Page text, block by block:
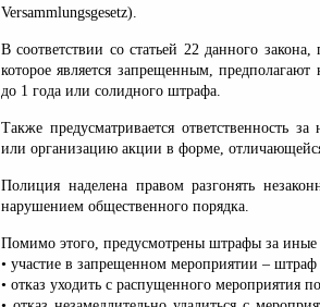
Versammlungsgesetz).
В соответствии со статьей 22 данного
которое является запрещенным,
до 1 года или солидного штрафа.
Также предусматривается ответственность
или организацию акции в форме,
Полиция наделена правом разгонять
нарушением общественного порядка.
Помимо этого, предусмотрены штрафы за
• участие в запрещенном мероприятии –
• отказ уходить с распущенного